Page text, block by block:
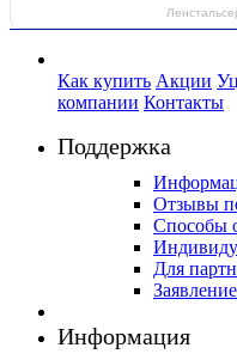
Как купить Акции
компании Контакты
Поддержка
Отзывы
Способы
Для
Информация